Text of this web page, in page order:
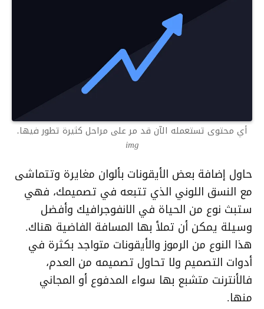
أي محتوى تستعمله الآن قد مر على مراحل كثيرة تطور فيها.
img
حاول إضافة بعض الأيقونات بألوان مغايرة وتتماشى
مع النسق اللوني الذي تتبعه في تصميمك، فهي
ستبث نوع من الحياة في الانفوجرافيك وأفضل
وسيلة يمكن أن تملأ بها المسافة الفاضية هناك.
هذا النوع من الرموز والأيقونات متواجد بكثرة في
أدوات التصميم ولا تحاول تصميمه من العدم،
فالأنترنت متشبع بها سواء المدفوع أو المجاني
منها.